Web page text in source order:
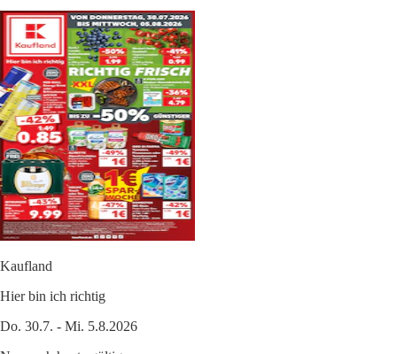
Kaufland
Hier bin ich richtig
Do. 30.7. - Mi. 5.8.2026